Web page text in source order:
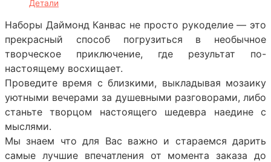
Детали
Наборы Даймонд Канвас не просто рукоделие — это
прекрасный способ погрузиться в необычное
творческое приключение, где результат по-
настоящему восхищает.
Проведите время с близкими, выкладывая мозаику
уютными вечерами за душевными разговорами, либо
станьте творцом настоящего шедевра наедине с
мыслями.
Мы знаем что для Вас важно и стараемся дарить
самые лучшие впечатления от момента заказа до